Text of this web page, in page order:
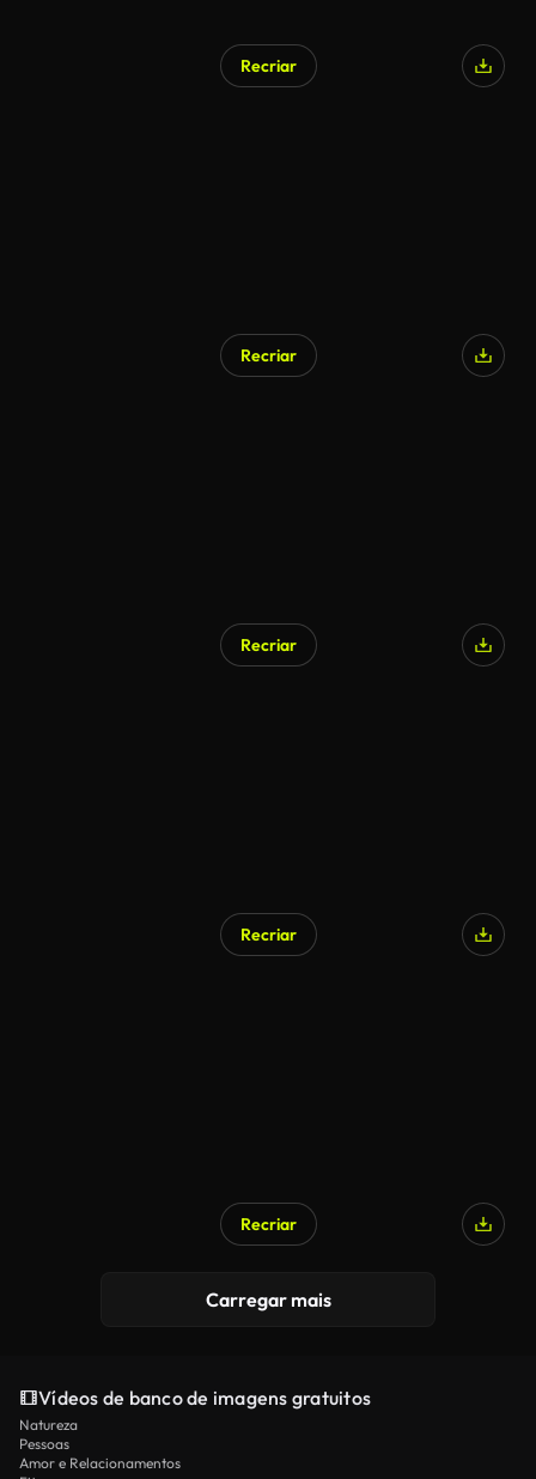
Recriar
Recriar
Recriar
Recriar
Recriar
Carregar mais
Vídeos de banco de imagens gratuitos
Natureza
Pessoas
Amor e Relacionamentos